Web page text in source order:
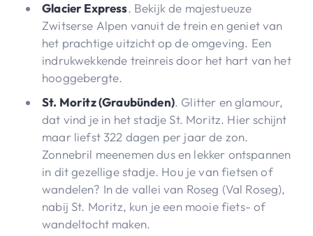
Glacier Express. Bekijk de majestueuze
Zwitserse Alpen vanuit de trein en geniet van
het prachtige uitzicht op de omgeving. Een
indrukwekkende treinreis door het hart van het
hooggebergte.
St. Moritz (Graubünden). Glitter en glamour,
dat vind je in het stadje St. Moritz. Hier schijnt
maar liefst 322 dagen per jaar de zon.
Zonnebril meenemen dus en lekker ontspannen
in dit gezellige stadje. Hou je van fietsen of
wandelen? In de vallei van Roseg (Val Roseg),
nabij St. Moritz, kun je een mooie fiets- of
wandeltocht maken.